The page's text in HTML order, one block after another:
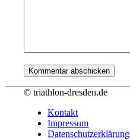
© triathlon-dresden.de
Kontakt
Impressum
Datenschutzerklärung